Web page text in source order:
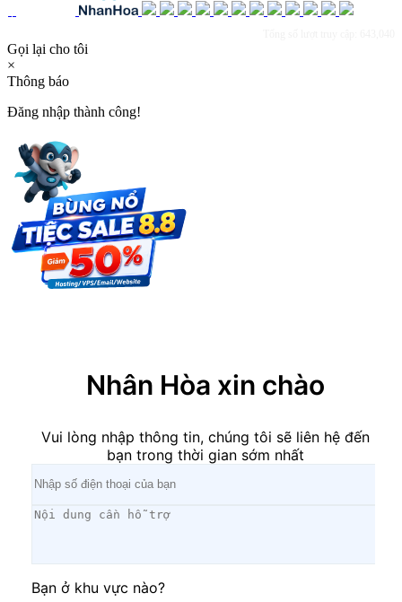
Gọi lại cho tôi
×
Thông báo
Đăng nhập thành công!
Nhân Hòa xin chào
Vui lòng nhập thông tin, chúng tôi sẽ liên hệ đến
bạn trong thời gian sớm nhất
Bạn ở khu vực nào?